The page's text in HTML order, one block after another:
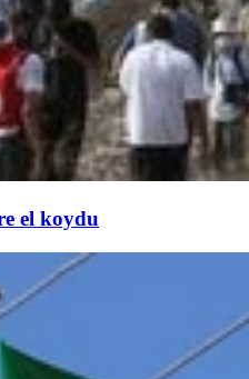
el koydu